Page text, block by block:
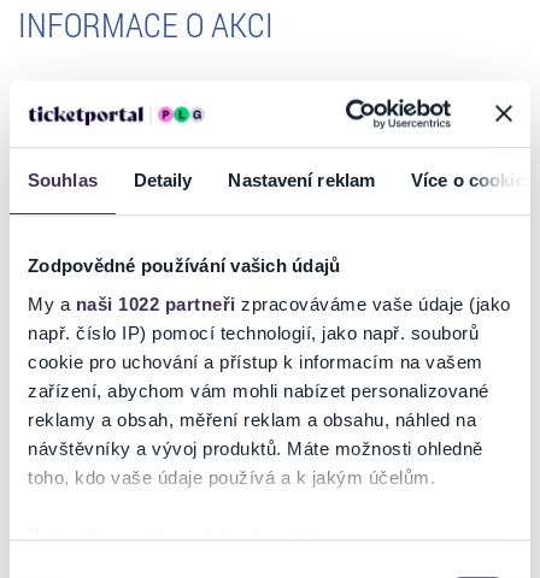
Souhlas Detaily Nastavení reklam Více o cookies
Zodpovědné používání vašich údajů
My a naši 1022 partneři zpracováváme vaše údaje (jako
např. číslo IP) pomocí technologií, jako např. souborů
cookie pro uchování a přístup k informacím na vašem
zařízení, abychom vám mohli nabízet personalizované
reklamy a obsah, měření reklam a obsahu, náhled na
návštěvníky a vývoj produktů. Máte možnosti ohledně
toho, kdo vaše údaje používá a k jakým účelům.
Pokud to povolíte, rádi bychom také:
INFORMACE O AKCI
Scéna na Občanské plovárně vás zve na unikátní open air festival
PROSECCO FEST – LA VITA SERENA ITALIANA.
Oslava italského šumivého vína a dobrého jídla z různých regionů
odpoledního programu budete mít možnost vychutnat si Prahu z
hladiny řeky během projížďky lodí po Vltavě.
Celým festivalem nás provede jako moderátor člen skupiny DaMiChi
Davide Mattioli.
Děti do 12ti let (včetně) mají v doprovodu rodičů vstup na akci
ZDARMA.
Pátek 26.5.2023
Vrcholem pátečního programu bude jediný koncert Michala Davida v
Číst více
Ticketportal je zárukou pravosti vstupenek